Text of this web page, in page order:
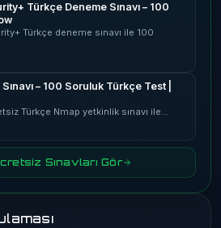
Türkçe Deneme Sınavı – 100
Türkçe deneme sınavı ile 100
– 100 Soruluk Türkçe Test |
Türkçe Nmap yetkinlik sınavı ile…
Sınavları Gör